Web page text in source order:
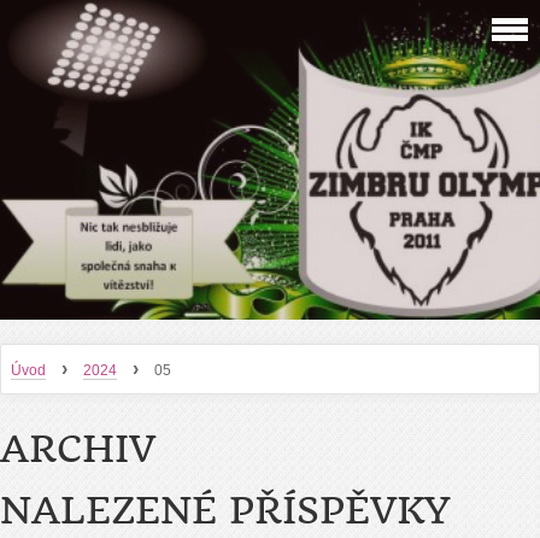
Úvod › 2024 › 05
ARCHIV
NALEZENÉ PŘÍSPĚVKY